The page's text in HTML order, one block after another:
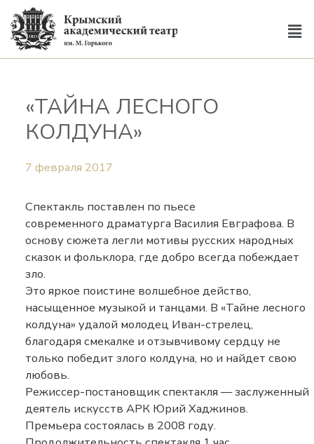
«ТАЙНА ЛЕСНОГО
КОЛДУНА»
7 февраля 2017
Спектакль поставлен по пьесе
современного драматурга Василия Евграфова. В
основу сюжета легли мотивы русских народных
сказок и фольклора, где добро всегда побеждает
зло.
Это яркое поистине волшебное действо,
насыщенное музыкой и танцами. В «Тайне лесного
колдуна» удалой молодец Иван-стрелец,
благодаря смекалке и отзывчивому сердцу не
только победит злого колдуна, но и найдет свою
любовь.
Режиссер-постановщик спектакля — заслуженный
деятель искусств АРК Юрий Хаджинов.
Премьера состоялась в 2008 году.